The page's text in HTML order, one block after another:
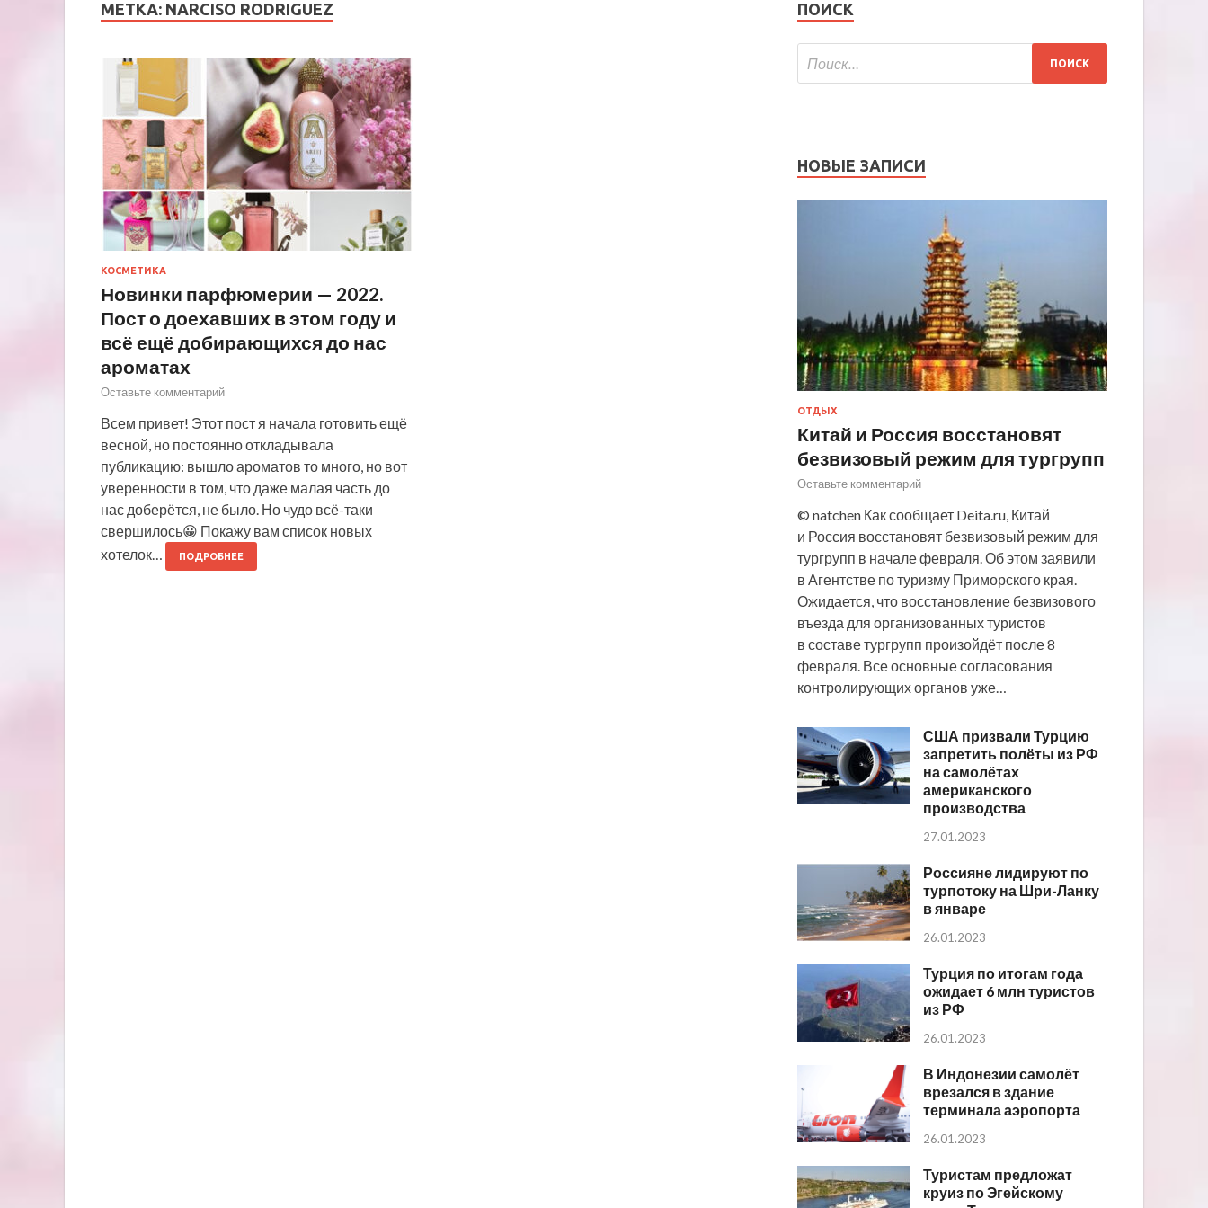
МЕТКА: NARCISO RODRIGUEZ
КОСМЕТИКА
Новинки парфюмерии — 2022.
Пост о доехавших в этом году и
всё ещё добирающихся до нас
ароматах
Оставьте комментарий
Всем привет! Этот пост я начала готовить ещё
весной, но постоянно откладывала
публикацию: вышло ароматов то много, но вот
уверенности в том, что даже малая часть до
нас доберётся, не было. Но чудо всё-таки
свершилось😀 Покажу вам список новых
хотелок…
ПОДРОБНЕЕ
ПОИСК
НОВЫЕ ЗАПИСИ
ОТДЫХ
Китай и Россия восстановят
безвизовый режим для тургрупп
Оставьте комментарий
© natchen Как сообщает Deita.ru, Китай
и Россия восстановят безвизовый режим для
тургрупп в начале февраля. Об этом заявили
в Агентстве по туризму Приморского края.
Ожидается, что восстановление безвизового
въезда для организованных туристов
в составе тургрупп произойдёт после 8
февраля. Все основные согласования
контролирующих органов уже…
США призвали Турцию
запретить полёты из РФ
на самолётах
американского
производства
27.01.2023
Россияне лидируют по
турпотоку на Шри-Ланку
в январе
26.01.2023
Турция по итогам года
ожидает 6 млн туристов
из РФ
26.01.2023
В Индонезии самолёт
врезался в здание
терминала аэропорта
26.01.2023
Туристам предложат
круиз по Эгейскому